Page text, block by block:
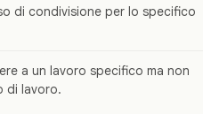
di condivisione per lo specifico
a un lavoro specifico ma non
di lavoro.